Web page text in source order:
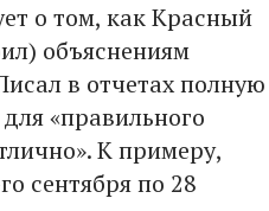
о том, как Красный
объяснениям
в отчетах полную
«правильного
К примеру,
сентября по 28